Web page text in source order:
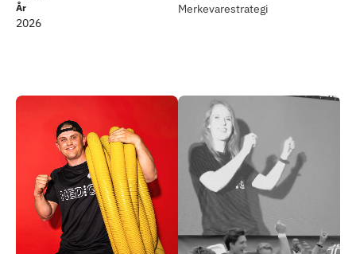
År
2026
Merkevarestrategi